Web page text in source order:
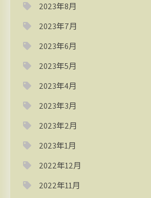
2023年8月
2023年7月
2023年6月
2023年5月
2023年4月
2023年3月
2023年2月
2023年1月
2022年12月
2022年11月